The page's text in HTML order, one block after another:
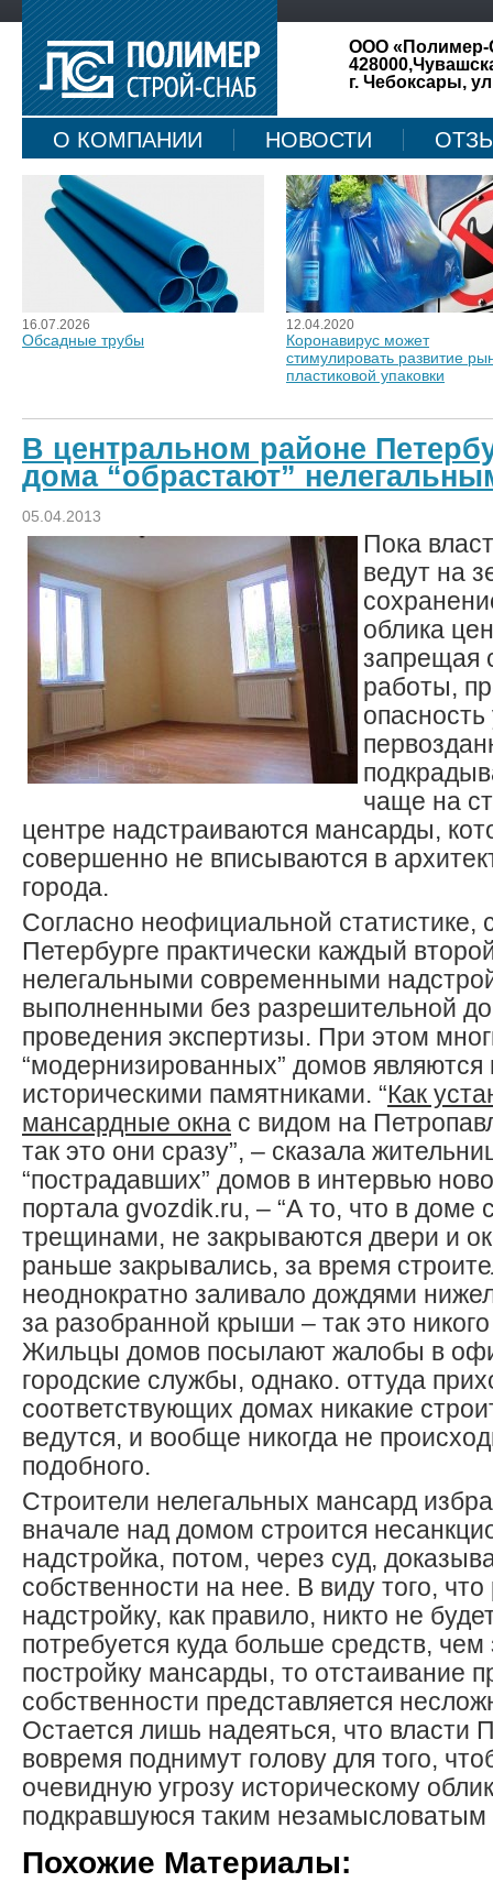
ООО «Полимер-
г. Чебоксары,
О КОМПАНИИ НОВОСТИ
КАРТА САЙТА
16.07.2026
Обсадные трубы
12.04.2020
Коронавирус может
стимулировать развитие
пластиковой упаковки
В центральном районе
дома “обрастают”
05.04.2013
Пока
ведут на
облика
запрещая
работы,
чаще на
центре надстраиваются мансарды,
совершенно не вписываются в
города.
Согласно неофициальной статистике,
Петербурге практически каждый
нелегальными современными
выполненными без разрешительной
проведения экспертизы. При этом
“модернизированных” домов являются
историческими памятниками. “Как
мансардные окна с видом на
так это они сразу”, – сказала
“пострадавших” домов в интервью
портала gvozdik.ru, – “А то, что в доме
трещинами, не закрываются двери и
раньше закрывались, за время
неоднократно заливало дождями
за разобранной крыши – так это
Жильцы домов посылают жалобы в
городские службы, однако. оттуда
соответствующих домах никакие
ведутся, и вообще никогда не
подобного.
Строители нелегальных мансард
вначале над домом строится
надстройка, потом, через суд,
собственности на нее. В виду того,
надстройку, как правило, никто не
потребуется куда больше средств,
постройку мансарды, то отстаивание
собственности представляется
Остается лишь надеяться, что власти
вовремя поднимут голову для того,
очевидную угрозу историческому
подкравшуюся таким незамысловатым
Похожие Материалы: